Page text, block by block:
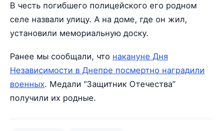
В честь погибшего полицейского его родном
селе назвали улицу. А на доме, где он жил,
установили мемориальную доску.
Ранее мы сообщали, что накануне Дня
Независимости в Днепре посмертно наградили
военных. Медали “Защитник Отечества”
получили их родные.